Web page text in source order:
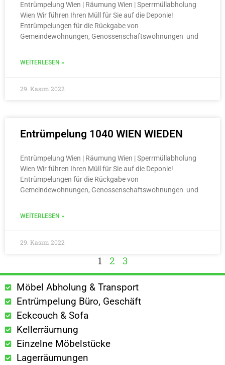
Entrümpelung Wien | Räumung Wien | Sperrmüllabholung
Wien Wir führen Ihren Müll für Sie auf die Deponie!
Entrümpelungen für die Rückgabe von
Gemeindewohnungen, Genossenschaftswohnungen und
WEITERLESEN »
29. Kasım 2022
Entrümpelung 1040 WIEN WIEDEN
Entrümpelung Wien | Räumung Wien | Sperrmüllabholung
Wien Wir führen Ihren Müll für Sie auf die Deponie!
Entrümpelungen für die Rückgabe von
Gemeindewohnungen, Genossenschaftswohnungen und
WEITERLESEN »
29. Kasım 2022
1 2 3
Möbel Abholung & Transport
Entrümpelung Büro, Geschäft
Eckcouch & Sofa
Kellerräumung
Einzelne Möbelstücke
Lagerräumungen